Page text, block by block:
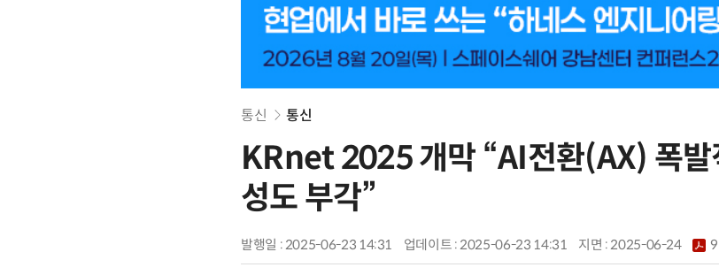
통신 통신
KRnet 2025 개막 “AI전환(AX) 폭발
성도 부각”
발행일 : 2025-06-23 14:31 업데이트 : 2025-06-23 14:31 지면 :2025-06-24